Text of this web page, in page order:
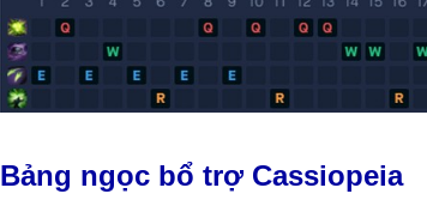
Bảng ngọc bổ trợ Cassiopeia